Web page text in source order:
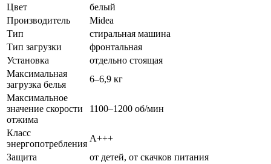
Цвет
белый
Производитель
Midea
Тип
стиральная машина
Тип загрузки
фронтальная
Установка
отдельно стоящая
Максимальная
загрузка белья
6–6,9 кг
Максимальное
значение скорости
отжима
1100–1200 об/мин
Класс
энергопотребления
A+++
Защита
от детей, от скачков питания